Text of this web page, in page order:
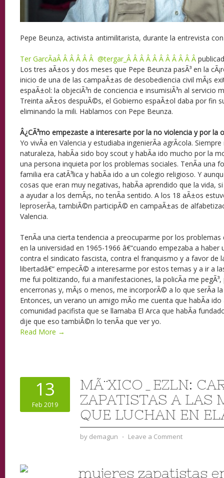
Pepe Beunza, activista antimilitarista, durante la entrevista
Ter GarcÃ­aÂ Â Â Â Â Â @tergar_Â Â Â Â Â Â Â Â Â Â Â
Los tres aÃ±os y dos meses que Pepe Beunza pasÃ³ en la
inicio de una de las campaÃ±as de desobediencia civil mÃ¡s
espaÃ±ol: la objeciÃ³n de conciencia e insumisiÃ³n al servicio
Treinta aÃ±os despuÃ©s, el Gobierno espaÃ±ol daba por fin
eliminando la mili. Hablamos con Pepe Beunza.
Â¿CÃ³mo empezaste a interesarte por la no violencia y por la
Yo vivÃ­a en Valencia y estudiaba ingenierÃ­a agrÃ­cola.
naturaleza, habÃ­a sido boy scout y habÃ­a ido mucho por la
una persona inquieta por los problemas sociales. TenÃ­a una
familia era catÃ³lica y habÃ­a ido a un colegio religioso. Y
cosas que eran muy negativas, habÃ­a aprendido que la vida,
a ayudar a los demÃ¡s, no tenÃ­a sentido. A los 18 aÃ±os
leproserÃ­a, tambiÃ©n participÃ© en campaÃ±as de
Valencia.
TenÃ­a una cierta tendencia a preocuparme por los problemas
en la universidad en 1965-1966 â€“cuando empezaba a
contra el sindicato fascista, contra el franquismo y a favor de
libertadâ€“ empecÃ© a interesarme por estos temas y a ir a
me fui politizando, fui a manifestaciones, la policÃ­a me
encerronas y, mÃ¡s o menos, me incorporÃ© a lo que serÃ­a
Entonces, un verano un amigo mÃ­o me cuenta que habÃ­a ido
comunidad pacifista que se llamaba El Arca que habÃ­a
dije que eso tambiÃ©n lo tenÃ­a que ver yo.
Read More →
13
Feb 2019
MÃ¨XICO_EZLN:
ZAPATISTAS A LAS
QUE LUCHAN EN
by demagun ⋅ Leave a Comment